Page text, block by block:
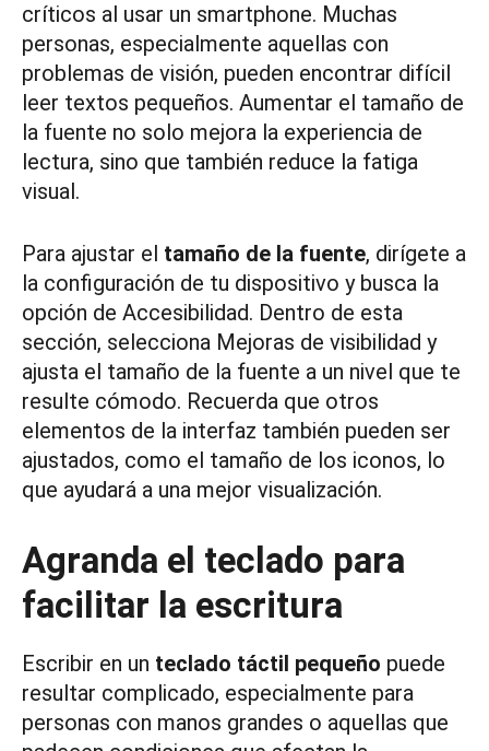
críticos al usar un smartphone. Muchas
personas, especialmente aquellas con
problemas de visión, pueden encontrar difícil
leer textos pequeños. Aumentar el tamaño de
la fuente no solo mejora la experiencia de
lectura, sino que también reduce la fatiga
visual.
Para ajustar el tamaño de la fuente, dirígete a
la configuración de tu dispositivo y busca la
opción de Accesibilidad. Dentro de esta
sección, selecciona Mejoras de visibilidad y
ajusta el tamaño de la fuente a un nivel que te
resulte cómodo. Recuerda que otros
elementos de la interfaz también pueden ser
ajustados, como el tamaño de los iconos, lo
que ayudará a una mejor visualización.
Agranda el teclado para
facilitar la escritura
Escribir en un teclado táctil pequeño puede
resultar complicado, especialmente para
personas con manos grandes o aquellas que